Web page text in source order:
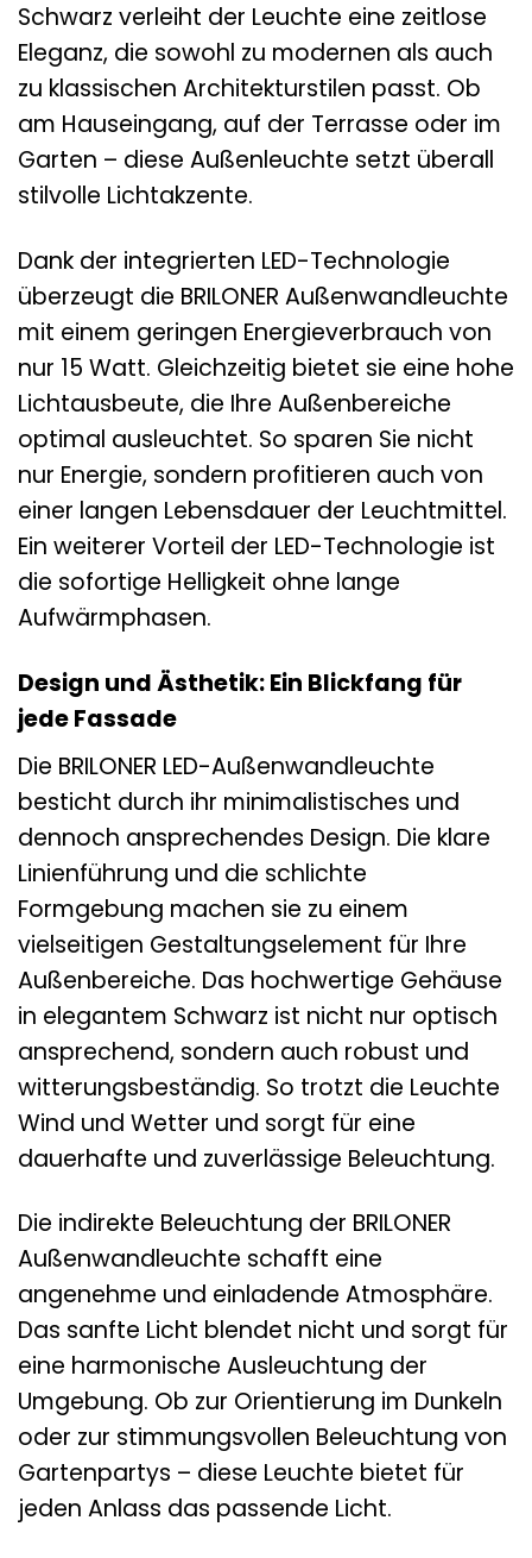
Schwarz verleiht der Leuchte eine zeitlose
Eleganz, die sowohl zu modernen als auch
zu klassischen Architekturstilen passt. Ob
am Hauseingang, auf der Terrasse oder im
Garten – diese Außenleuchte setzt überall
stilvolle Lichtakzente.
Dank der integrierten LED-Technologie
überzeugt die BRILONER Außenwandleuchte
mit einem geringen Energieverbrauch von
nur 15 Watt. Gleichzeitig bietet sie eine hohe
Lichtausbeute, die Ihre Außenbereiche
optimal ausleuchtet. So sparen Sie nicht
nur Energie, sondern profitieren auch von
einer langen Lebensdauer der Leuchtmittel.
Ein weiterer Vorteil der LED-Technologie ist
die sofortige Helligkeit ohne lange
Aufwärmphasen.
Design und Ästhetik: Ein Blickfang für
jede Fassade
Die BRILONER LED-Außenwandleuchte
besticht durch ihr minimalistisches und
dennoch ansprechendes Design. Die klare
Linienführung und die schlichte
Formgebung machen sie zu einem
vielseitigen Gestaltungselement für Ihre
Außenbereiche. Das hochwertige Gehäuse
in elegantem Schwarz ist nicht nur optisch
ansprechend, sondern auch robust und
witterungsbeständig. So trotzt die Leuchte
Wind und Wetter und sorgt für eine
dauerhafte und zuverlässige Beleuchtung.
Die indirekte Beleuchtung der BRILONER
Außenwandleuchte schafft eine
angenehme und einladende Atmosphäre.
Das sanfte Licht blendet nicht und sorgt für
eine harmonische Ausleuchtung der
Umgebung. Ob zur Orientierung im Dunkeln
oder zur stimmungsvollen Beleuchtung von
Gartenpartys – diese Leuchte bietet für
jeden Anlass das passende Licht.